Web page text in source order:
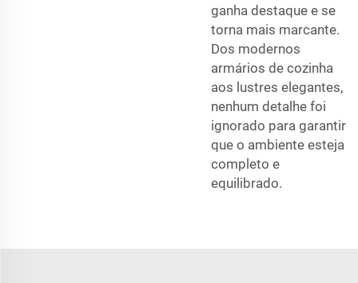
ganha destaque e se
torna mais marcante.
Dos modernos
armários de cozinha
aos lustres elegantes,
nenhum detalhe foi
ignorado para garantir
que o ambiente esteja
completo e
equilibrado.